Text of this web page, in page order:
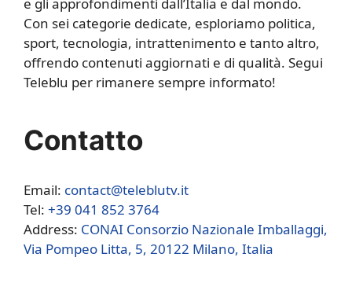
e gli approfondimenti dall’Italia e dal mondo.
Con sei categorie dedicate, esploriamo politica,
sport, tecnologia, intrattenimento e tanto altro,
offrendo contenuti aggiornati e di qualità. Segui
Teleblu per rimanere sempre informato!
Contatto
Email: contact@teleblutv.it
Tel: +39 041 852 3764
Address: CONAI Consorzio Nazionale Imballaggi,
Via Pompeo Litta, 5, 20122 Milano, Italia